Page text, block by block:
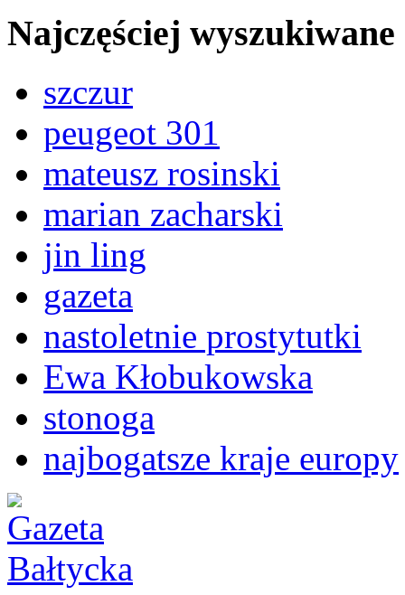
Najczęściej wyszukiwane
szczur
peugeot 301
mateusz rosinski
marian zacharski
jin ling
gazeta
nastoletnie prostytutki
Ewa Kłobukowska
stonoga
najbogatsze kraje europy